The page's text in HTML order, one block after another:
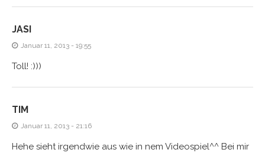
JASI
Januar 11, 2013 - 19:55
Toll! :)))
TIM
Januar 11, 2013 - 21:16
Hehe sieht irgendwie aus wie in nem Videospiel^^ Bei mir